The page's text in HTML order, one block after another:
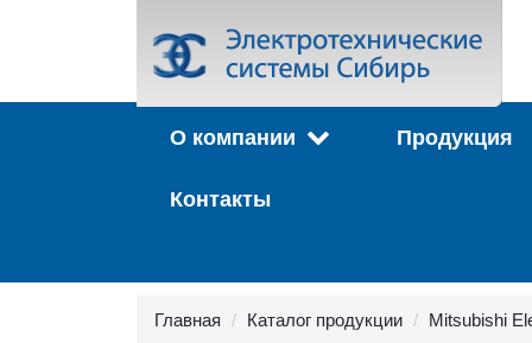
О компании Продукция
Контакты
Главная Каталог продукции
Mitsubishi